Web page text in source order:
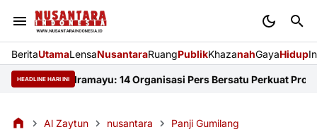
BeritaUtamaLensaNusantaraRuangPublikKhazanahGayaHidup
HEADLINE HARI INI
Indramayu: 14 Organisasi Pers Bersatu Perkuat
Al Zaytun nusantara Panji Gumilang